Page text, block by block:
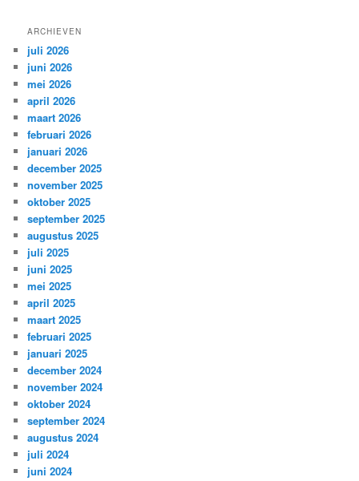
ARCHIEVEN
juli 2026
juni 2026
mei 2026
april 2026
maart 2026
februari 2026
januari 2026
december 2025
november 2025
oktober 2025
september 2025
augustus 2025
juli 2025
juni 2025
mei 2025
april 2025
maart 2025
februari 2025
januari 2025
december 2024
november 2024
oktober 2024
september 2024
augustus 2024
juli 2024
juni 2024